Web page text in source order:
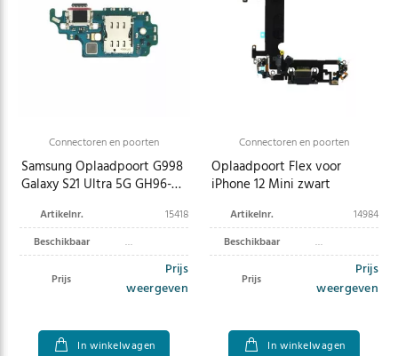
Connectoren en poorten
Samsung Oplaadpoort G998
Galaxy S21 Ultra 5G GH96-
Artikelnr.
15418
Beschikbaar
Prijs
Prijs
weergeven
In winkelwagen
Connectoren en poorten
Oplaadpoort Flex voor
iPhone 12 Mini zwart
Artikelnr.
14984
Beschikbaar
Prijs
Prijs
weergeven
In winkelwagen